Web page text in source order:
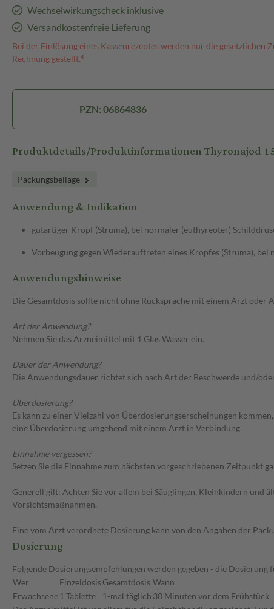
Wechselwirkungscheck inklusive
Versandkostenfreie Lieferung
Bei der Einlösung eines Kassenrezeptes werden nur die gesetzlichen
Rechnung gestellt.⁴
PZN: 06864836
Produktdetails/Produktinformationen Thyronajod
Packungsbeilage
Anwendung & Indikation
gutartiger Kropf (Struma), bei normaler (euthyreoter)
Vorbeugung gegen Wiederauftreten eines Kropfes (Struma),
Anwendungshinweise
Die Gesamtdosis sollte nicht ohne Rücksprache mit einem Arzt oder
Art der Anwendung?
Nehmen Sie das Arzneimittel mit 1 Glas Wasser ein.
Dauer der Anwendung?
Die Anwendungsdauer richtet sich nach Art der Beschwerde und/
Überdosierung?
Es kann zu einer Vielzahl von Überdosierungserscheinungen
eine Überdosierung umgehend mit einem Arzt in Verbindung.
Einnahme vergessen?
Setzen Sie die Einnahme zum nächsten vorgeschriebenen Zeitpunkt
Generell gilt: Achten Sie vor allem bei Säuglingen, Kleinkindern und
Vorsichtsmaßnahmen.
Eine vom Arzt verordnete Dosierung kann von den Angaben der
Dosierung
Folgende Dosierungsempfehlungen werden gegeben - die
Wer
Einzeldosis Gesamtdosis Wann
Erwachsene 1 Tablette 1-mal täglich 30 Minuten vor dem Frühstück